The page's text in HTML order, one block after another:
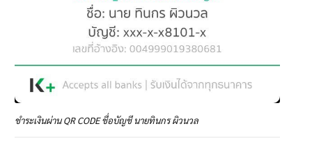
ชำระเงินผ่าน QR CODE ชื่อบัญชี นายทินกร ผิวนวล